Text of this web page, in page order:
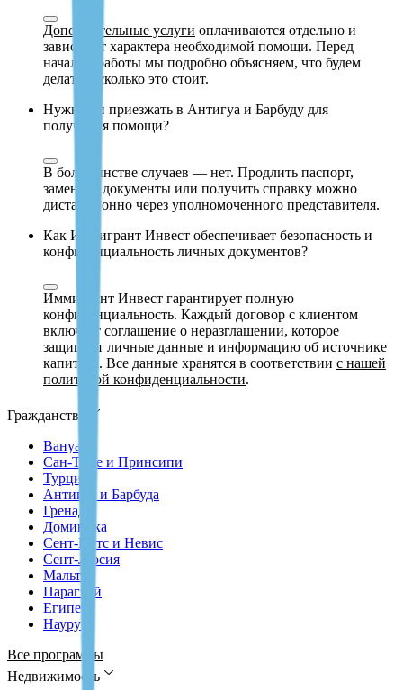
Дополнительные услуги оплачиваются отдельно и
зависят от характера необходимой помощи. Перед
началом работы мы подробно объясняем, что будем
делать и сколько это стоит.
Нужно ли приезжать в Антигуа и Барбуду для
получения помощи?
В большинстве случаев — нет. Продлить паспорт,
заменить документы или получить справку можно
дистанционно через уполномоченного представителя.
Как Иммигрант Инвест обеспечивает безопасность и
конфиденциальность личных документов?
Иммигрант Инвест гарантирует полную
конфиденциальность. Каждый договор с клиентом
включает соглашение о неразглашении, которое
защищает личные данные и информацию об источнике
капитала. Все данные хранятся в соответствии с нашей
политикой конфиденциальности.
Гражданство
Вануату
Сан-Томе и Принсипи
Турция
Антигуа и Барбуда
Гренада
Доминика
Сент-Китс и Невис
Сент-Люсия
Мальта
Парагвай
Египет
Науру
Все программы
Недвижимость